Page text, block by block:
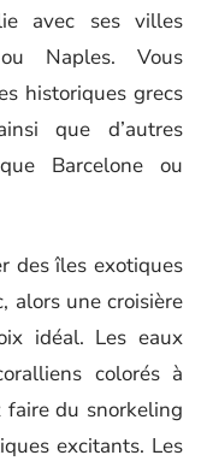
avec ses villes
Naples. Vous
historiques grecs
que d’autres
Barcelone ou
des îles exotiques
alors une croisière
idéal. Les eaux
colorés à
du snorkeling
excitants. Les